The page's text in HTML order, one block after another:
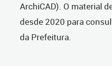
ArchiCAD). O material
desde 2020 para
da Prefeitura.